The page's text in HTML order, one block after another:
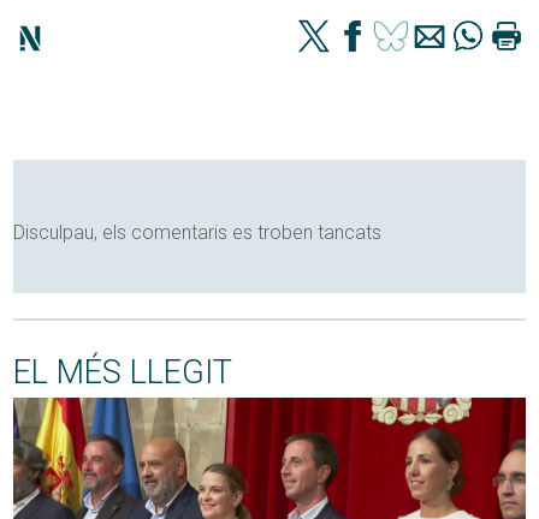
Disculpau, els comentaris es troben tancats
EL MÉS LLEGIT